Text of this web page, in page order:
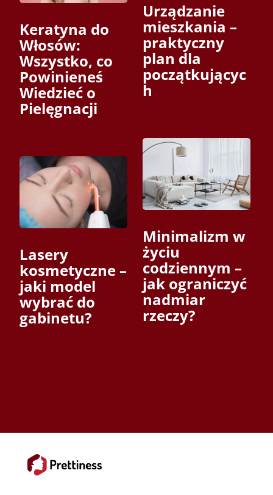
Keratyna do
Włosów:
Wszystko, co
Powinieneś
Wiedzieć o
Pielęgnacji
Lasery
kosmetyczne –
jaki model
wybrać do
gabinetu?
Urządzanie
mieszkania –
praktyczny
plan dla
początkującyc
h
Minimalizm w
życiu
codziennym –
jak ograniczyć
nadmiar
rzeczy?